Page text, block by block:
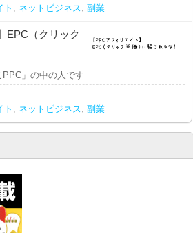
ト ネットビジネス 副業
EPC（クリック
PPC」の中の人です。 今回の動画では、 【
ト ネットビジネス 副業